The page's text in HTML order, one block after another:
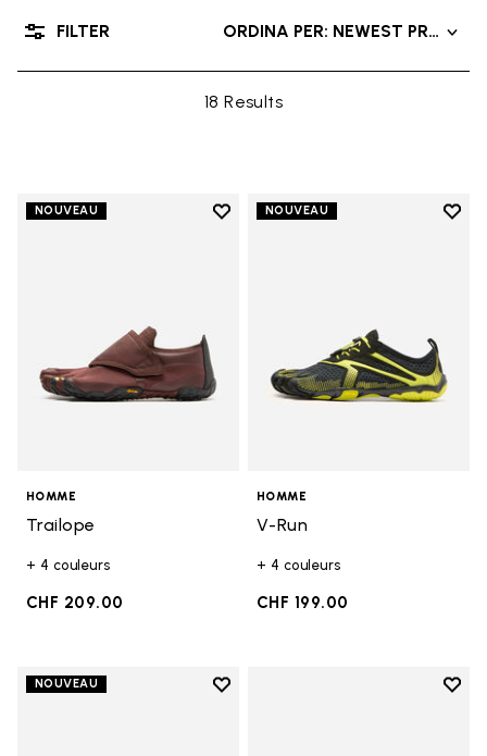
18 Results
ORDINA PER: NEWEST
FILTER
NOUVEAU
Add to wishlist
HOMME
Trailope
+ 4 couleurs
CHF 209.00
NOUVEAU
Add
HOMME
V-Run
+ 4 couleurs
CHF 199.00
NOUVEAU
Add to wishlist
Add